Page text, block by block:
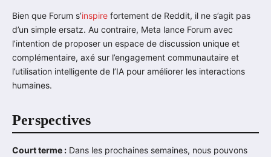
Bien que Forum s’inspire fortement de Reddit, il ne s’agit pas
d’un simple ersatz. Au contraire, Meta lance Forum avec
l’intention de proposer un espace de discussion unique et
complémentaire, axé sur l’engagement communautaire et
l’utilisation intelligente de l’IA pour améliorer les interactions
humaines.
Perspectives
Court terme : Dans les prochaines semaines, nous pouvons